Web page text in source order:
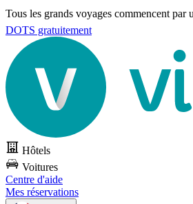
Tous les grands voyages commencent par
DOTS gratuitement
Hôtels
Voitures
Centre d'aide
Mes réservations